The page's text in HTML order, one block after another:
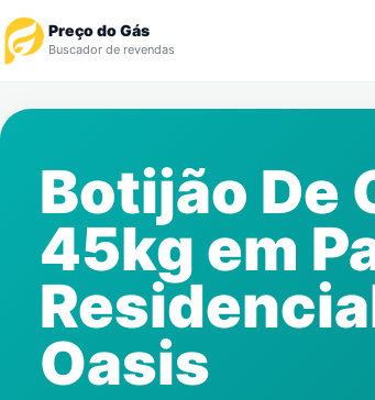
Preço do Gás
Buscador de revendas
Revendedor
Notícias
Cadastre-se
Gás
Botijão De
45kg em
Oasis